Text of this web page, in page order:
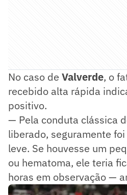
No caso de Valverde, o
recebido alta rápida
positivo.
— Pela conduta clássica
liberado, seguramente
leve. Se houvesse um
ou hematoma, ele teria
horas em observação —